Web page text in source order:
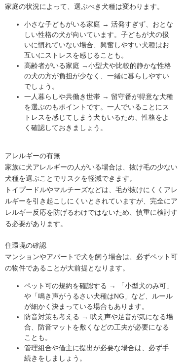
家庭の状況によって、選ぶべき犬種は変わります。
小さな子どもがいる家庭 → 活発すぎず、おとな
しい性格の犬が向いています。子どもが犬の扱
いに慣れていない場合、興奮しやすい犬種はお
互いにストレスを感じることも。
高齢者がいる家庭 →小型犬や比較的静かな性格
の犬の方が負担が少なく、一緒に暮らしやすい
でしょう。
一人暮らしや共働き世帯 → 留守番が得意な犬種
を選ぶのもポイントです。一人でいることにス
トレスを感じてしまう犬もいるため、性格をよ
く確認しておきましょう。
アレルギーの有無
家族に犬アレルギーの人がいる場合は、抜け毛の少ない
犬種を選ぶことでリスクを軽減できます。
トイプードルやマルチーズなどは、毛が抜けにくくアレ
ルギーを引き起こしにくいとされていますが、完全にア
レルギー反応を防げるわけではないため、慎重に検討す
る必要があります。
住環境の確認
マンションやアパートで犬を飼う場合は、必ずペット可
の物件であることが大前提となります。
ペット可の規約を確認する → 「小型犬のみ可」
や「鳴き声がうるさい犬種はNG」など、ルール
が細かく決まっている場合もあります。
防音対策も考える → 吠え声や足音が気になる場
合、防音マットを敷くなどの工夫が必要になる
ことも。
管理組合や借主に提出が必要な場合は、必ず手
続きをしましょう。